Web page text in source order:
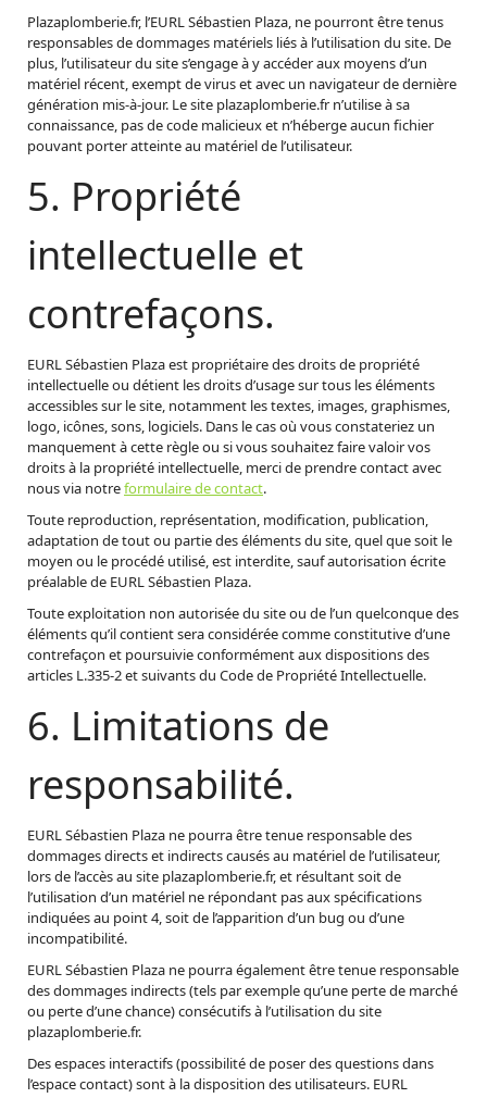
Plazaplomberie.fr, l’EURL Sébastien Plaza, ne pourront être tenus
responsables de dommages matériels liés à l’utilisation du site. De
plus, l’utilisateur du site s’engage à y accéder aux moyens d’un
matériel récent, exempt de virus et avec un navigateur de dernière
génération mis-à-jour. Le site plazaplomberie.fr n’utilise à sa
connaissance, pas de code malicieux et n’héberge aucun fichier
pouvant porter atteinte au matériel de l’utilisateur.
5. Propriété
intellectuelle et
contrefaçons.
EURL Sébastien Plaza est propriétaire des droits de propriété
intellectuelle ou détient les droits d’usage sur tous les éléments
accessibles sur le site, notamment les textes, images, graphismes,
logo, icônes, sons, logiciels. Dans le cas où vous constateriez un
manquement à cette règle ou si vous souhaitez faire valoir vos
droits à la propriété intellectuelle, merci de prendre contact avec
nous via notreformulaire de contact.
Toute reproduction, représentation, modification, publication,
adaptation de tout ou partie des éléments du site, quel que soit le
moyen ou le procédé utilisé, est interdite, sauf autorisation écrite
préalable de EURL Sébastien Plaza.
Toute exploitation non autorisée du site ou de l’un quelconque des
éléments qu’il contient sera considérée comme constitutive d’une
contrefaçon et poursuivie conformément aux dispositions des
articles L.335-2 et suivants du Code de Propriété Intellectuelle.
6. Limitations de
responsabilité.
EURL Sébastien Plaza ne pourra être tenue responsable des
dommages directs et indirects causés au matériel de l’utilisateur,
lors de l’accès au site plazaplomberie.fr, et résultant soit de
l’utilisation d’un matériel ne répondant pas aux spécifications
indiquées au point 4, soit de l’apparition d’un bug ou d’une
incompatibilité.
EURL Sébastien Plaza ne pourra également être tenue responsable
des dommages indirects (tels par exemple qu’une perte de marché
ou perte d’une chance) consécutifs à l’utilisation du site
plazaplomberie.fr.
Des espaces interactifs (possibilité de poser des questions dans
l’espace contact) sont à la disposition des utilisateurs. EURL